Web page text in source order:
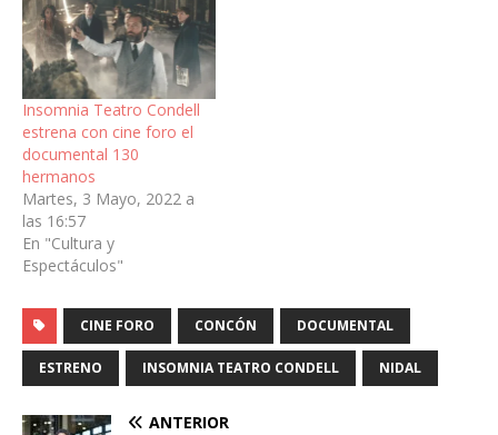
Insomnia Teatro Condell
estrena con cine foro el
documental 130
hermanos
Martes, 3 Mayo, 2022 a
las 16:57
En "Cultura y
Espectáculos"
CINE FORO CONCÓN DOCUMENTAL
ESTRENO INSOMNIA TEATRO CONDELL NIDAL
ANTERIOR